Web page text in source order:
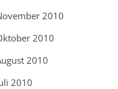
2010
2010
2010
2010